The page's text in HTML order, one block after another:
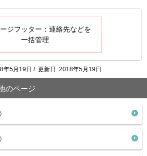
ジフッター：連絡先などを
一括管理
年5月19日 / 更新日: 2018年5月19日
のページ